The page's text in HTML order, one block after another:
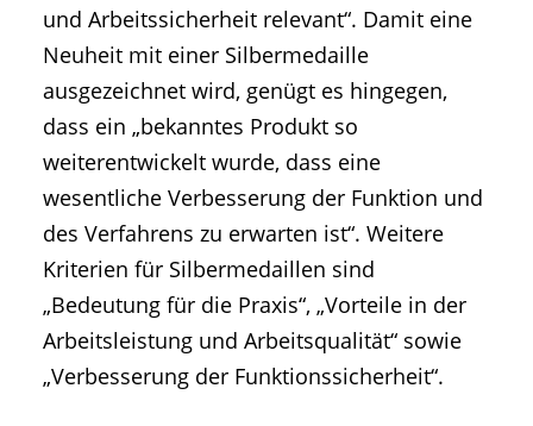
und Arbeitssicherheit relevant“. Damit eine
Neuheit mit einer Silbermedaille
ausgezeichnet wird, genügt es hingegen,
dass ein „bekanntes Produkt so
weiterentwickelt wurde, dass eine
wesentliche Verbesserung der Funktion und
des Verfahrens zu erwarten ist“. Weitere
Kriterien für Silbermedaillen sind
„Bedeutung für die Praxis“, „Vorteile in der
Arbeitsleistung und Arbeitsqualität“ sowie
„Verbesserung der Funktionssicherheit“.